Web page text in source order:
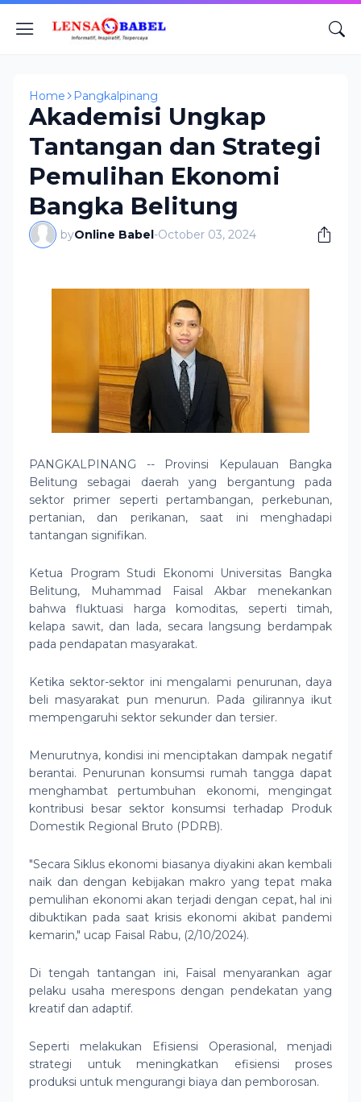
Home Pangkalpinang
Akademisi Ungkap
Tantangan dan Strategi
Pemulihan Ekonomi
Bangka Belitung
byOnline Babel-October 03, 2024
PANGKALPINANG -- Provinsi Kepulauan Bangka
Belitung sebagai daerah yang bergantung pada
sektor primer seperti pertambangan, perkebunan,
pertanian, dan perikanan, saat ini menghadapi
tantangan signifikan.
Ketua Program Studi Ekonomi Universitas Bangka
Belitung, Muhammad Faisal Akbar menekankan
bahwa fluktuasi harga komoditas, seperti timah,
kelapa sawit, dan lada, secara langsung berdampak
pada pendapatan masyarakat.
Ketika sektor-sektor ini mengalami penurunan, daya
beli masyarakat pun menurun. Pada gilirannya ikut
mempengaruhi sektor sekunder dan tersier.
Menurutnya, kondisi ini menciptakan dampak negatif
berantai. Penurunan konsumsi rumah tangga dapat
menghambat pertumbuhan ekonomi, mengingat
kontribusi besar sektor konsumsi terhadap Produk
Domestik Regional Bruto (PDRB).
"Secara Siklus ekonomi biasanya diyakini akan kembali
naik dan dengan kebijakan makro yang tepat maka
pemulihan ekonomi akan terjadi dengan cepat, hal ini
dibuktikan pada saat krisis ekonomi akibat pandemi
kemarin," ucap Faisal Rabu, (2/10/2024).
Di tengah tantangan ini, Faisal menyarankan agar
pelaku usaha merespons dengan pendekatan yang
kreatif dan adaptif.
Seperti melakukan Efisiensi Operasional, menjadi
strategi untuk meningkatkan efisiensi proses
produksi untuk mengurangi biaya dan pemborosan.